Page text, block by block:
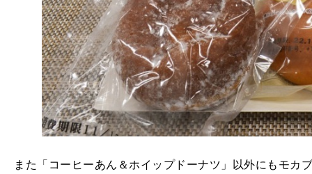
また「コーヒーあん＆ホイップドーナツ」以外にもモカ